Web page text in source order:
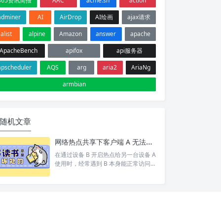
AI AirDrop AI绘画
ajax请求
alist
alpine Amazon answer
apache
apifox
api服务器
AQS arg aria2
AriaNg
armbian
随机文章
网络热点共享下客户端 A 无法访问目标设备 C 排查
在通过设备 B 开启热点给另一台设备 A
使用时，经常遇到 B 本身能正常访问网